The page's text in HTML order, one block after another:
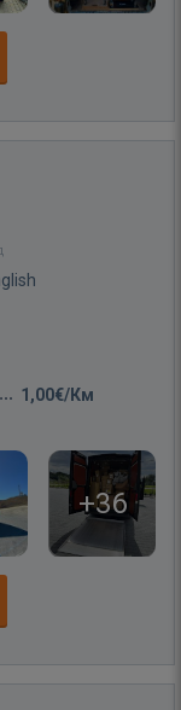
1,00€/Км
+36